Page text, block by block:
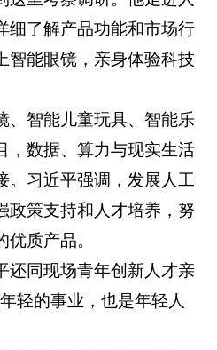
细了解产品功能和市场行
智能眼镜，亲身体验科技
、智能儿童玩具、智能乐
，数据、算力与现实生活
。习近平强调，发展人工
政策支持和人才培养，努
质产品。
还同现场青年创新人才亲
轻的事业，也是年轻人